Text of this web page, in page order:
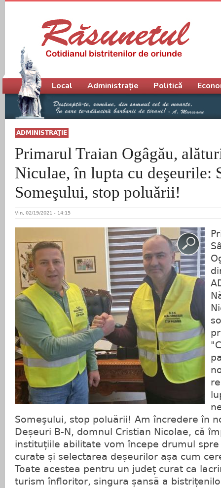
ADMINISTRAŢIE
Primarul Traian Ogâgău,
Niculae, în lupta cu deşeurile:
Someşului, stop poluării!
Vin, 02/19/2021 - 14:15
Someşului, stop poluării! Am încredere în
Deșeuri B-N, domnul Cristian Nicolae, că
instituțiile abilitate vom începe drumul
curate și selectarea deșeurilor așa cum
Toate acestea pentru un județ curat ca
turism înfloritor, singura șansă a
Meniu principal
Local Administrație Politică